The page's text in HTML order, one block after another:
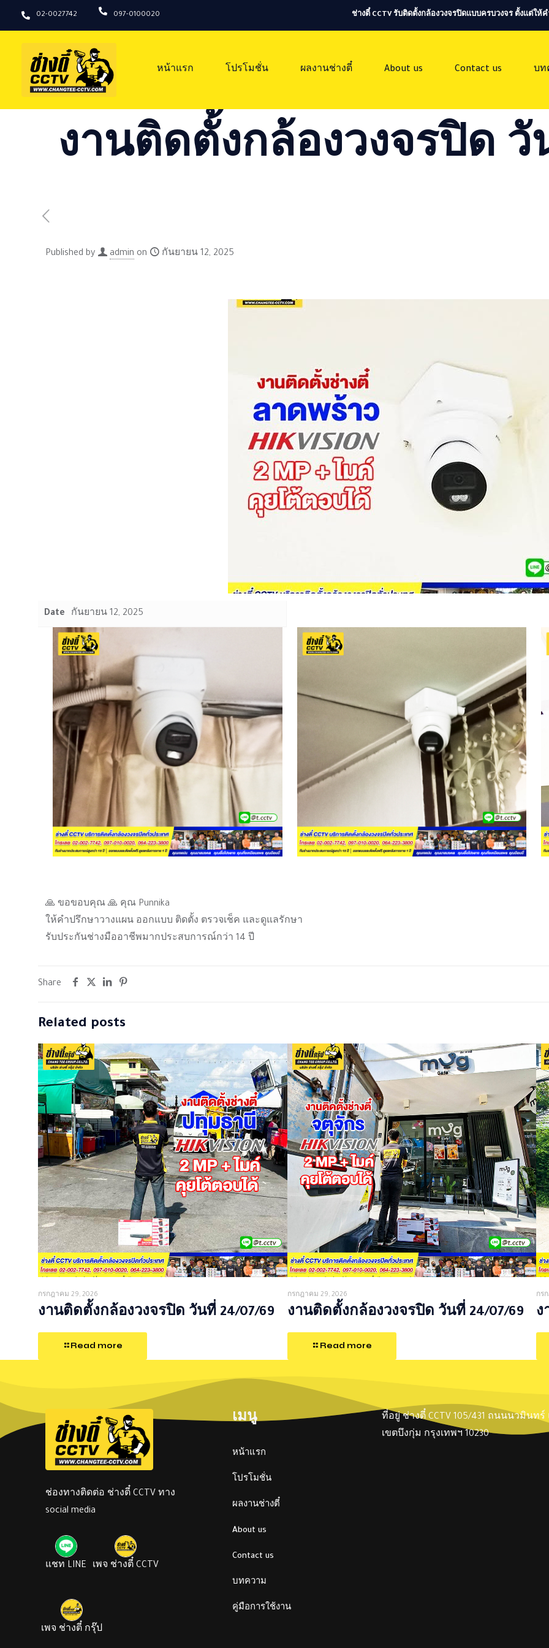
02-0027742 097-0100020 ช่างตี๋ CCTV รับติดตั้งกล้องวงจรปิดแบบครบวงจร ตั้งแต่
หน้าแรก โปรโมชั่น ผลงานช่างตี๋ About us Contact us บท
งานติดตั้งกล้องวงจรปิด วั
Published by admin on กันยายน 12, 2025
Date กันยายน 12, 2025
🙏 ขอขอบคุณ 🙏 คุณ Punnika
ให้คำปรึกษาวางแผน ออกแบบ ติดตั้ง ตรวจเช็ค และดูแลรักษา
รับประกันช่างมืออาชีพมากประสบการณ์กว่า 14 ปี
Share
Related posts
กรกฎาคม 29, 2026
งานติดตั้งกล้องวงจรปิด วันที่ 24/07/69
Read more
กรกฎาคม 29, 2026
งานติดตั้งกล้องวงจรปิด วันที่ 24/07/69
Read more
กร
ง
ช่องทางติดต่อ ช่างตี๋ CCTV ทาง
social media
แชท LINE เพจ ช่างตี๋ CCTV
เพจ ช่างตี๋ กรุ๊ป
เมนู
หน้าแรก
โปรโมชั่น
ผลงานช่างตี๋
About us
Contact us
บทความ
คู่มือการใช้งาน
ที่อยู่ ช่างตี๋ CCTV 105/431 ถนนนวมินท
เขตบึงกุ่ม กรุงเทพฯ 10230